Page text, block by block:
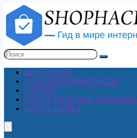
ШОПХАКЕР
О ПРОЕКТЕ/КОНТАКТЫ
СТАТЬИ
ОТСЛЕЖИВАНИЕ ПОСЫЛОК
КАРТА САЙТА